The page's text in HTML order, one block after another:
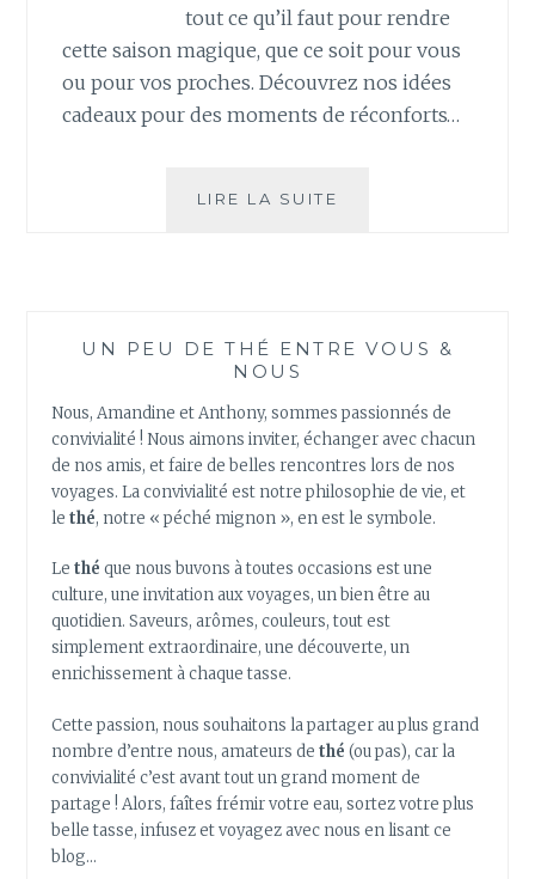
tout ce qu’il faut pour rendre
cette saison magique, que ce soit pour vous
ou pour vos proches. Découvrez nos idées
cadeaux pour des moments de réconforts…
LIRE LA SUITE
UN PEU DE THÉ ENTRE VOUS &
NOUS
Nous, Amandine et Anthony, sommes passionnés de
convivialité ! Nous aimons inviter, échanger avec chacun
de nos amis, et faire de belles rencontres lors de nos
voyages. La convivialité est notre philosophie de vie, et
lethé, notre « péché mignon », en est le symbole.
Lethé que nous buvons à toutes occasions est une
culture, une invitation aux voyages, un bien être au
quotidien. Saveurs, arômes, couleurs, tout est
simplement extraordinaire, une découverte, un
enrichissement à chaque tasse.
Cette passion, nous souhaitons la partager au plus grand
nombre d’entre nous, amateurs de thé (ou pas), car la
convivialité c’est avant tout un grand moment de
partage ! Alors, faîtes frémir votre eau, sortez votre plus
belle tasse, infusez et voyagez avec nous en lisant ce
blog…